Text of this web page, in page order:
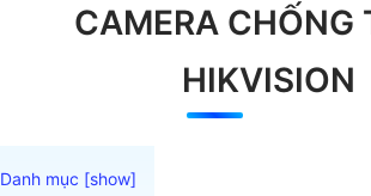
CAMERA CHỐNG
HIKVISION